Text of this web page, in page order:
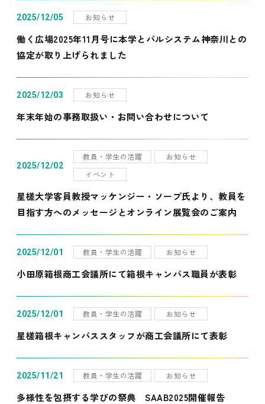
2025/12/05 お知らせ
働く広場2025年11月号に本学とパルシステム神奈川との
協定が取り上げられました
2025/12/03 お知らせ
年末年始の事務取扱い・お問い合わせについて
2025/12/02
教員・学生の活躍
お知らせ
イベント
星槎大学客員教授マッケンジー・ソープ氏より、教員を
目指す方へのメッセージとオンライン展覧会のご案内
2025/12/01 教員・学生の活躍 お知らせ
小田原箱根商工会議所にて箱根キャンパス職員が表彰
2025/12/01 教員・学生の活躍 お知らせ
星槎箱根キャンパススタッフが商工会議所にて表彰
2025/11/21 教員・学生の活躍 お知らせ
多様性を包摂する学びの祭典 SAAB2025開催報告